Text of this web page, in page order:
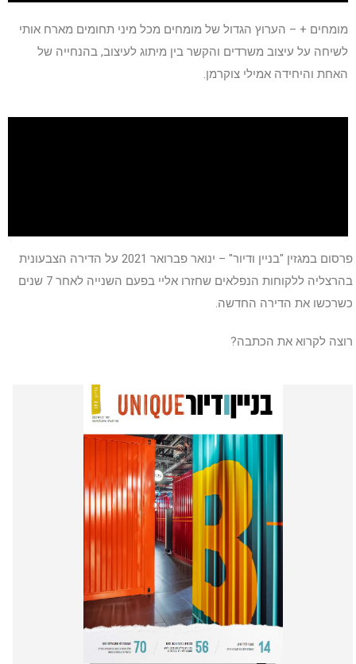
מומחים + – הערוץ הגדול של מומחים מכל מיני תחומים מארח אותי
לשיחה על עיצוב משרדים והקשר בין מיתוג לעיצוב, בהנחייה של
האחת והיחידה אמילי צוקרמן.
פרסום במגזין "בניין ודיור" – ינואר פברואר 2021 על הדירה הצבעונית
בהרצליה ללקוחות הנפלאים שחזרו אליי בפעם השנייה לאחר 7 שנים
כשרכשו את הדירה החדשה.
רוצה לקרוא את הכתבה?